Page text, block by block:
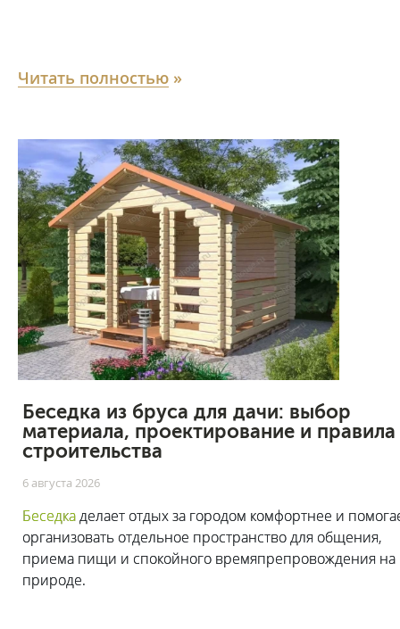
Читать полностью »
Беседка из бруса для дачи: выбор
материала, проектирование и правила
строительства
6 августа 2026
Беседкаделает отдых за городом комфортнее и
организовать отдельное пространство для общения,
приема пищи и спокойного времяпрепровождения на
природе.